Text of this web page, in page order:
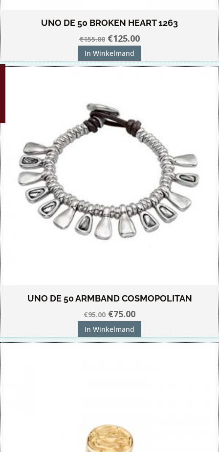
UNO DE 50 BROKEN HEART 1263
€155.00 Oorspronkelijke
prijs
was:
€125.00Huidige
is:
In Winkelmand
UNO DE 50 ARMBAND COSMOPOLITAN
€95.00 Oorspronkelijke
prijs
was:
€75.00Huidige
is:
In Winkelmand